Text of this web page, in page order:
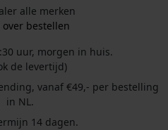
alle merken
bestellen
uur, morgen in huis.
de levertijd)
vanaf €49,- per bestelling
in NL.
14 dagen.